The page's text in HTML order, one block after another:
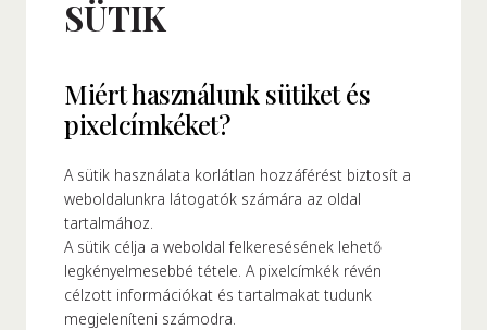
Alapítónk
Karrier
GYIK
SÜTIK
Miért használunk sütiket és
pixelcímkéket?
A sütik használata korlátlan hozzáférést biztosít a
weboldalunkra látogatók számára az oldal
tartalmához.
A sütik célja a weboldal felkeresésének lehető
legkényelmesebbé tétele. A pixelcímkék révén
célzott információkat és tartalmakat tudunk
megjeleníteni számodra.